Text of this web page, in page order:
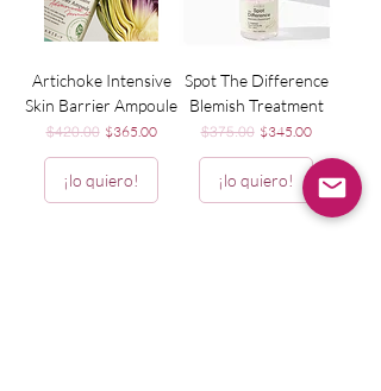
Artichoke Intensive
Skin Barrier Ampoule
Precio
$420.00 Precio de oferta
$365.00
¡lo quiero!
Spot The Difference
Blemish Treatment
Precio
$375.00 Precio de oferta
$345.00
¡lo quiero!